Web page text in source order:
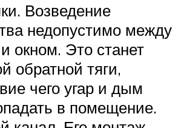
Возведение
недопустимо между
окном. Это станет
обратной тяги,
чего угар и дым
в помещение.